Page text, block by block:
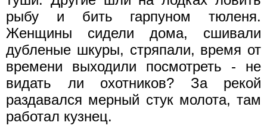
рыбу и бить гарпуном тюленя.
Женщины сидели дома, сшивали
дубленые шкуры, стряпали, время от
времени выходили посмотреть - не
видать ли охотников? За рекой
раздавался мерный стук молота, там
работал кузнец.